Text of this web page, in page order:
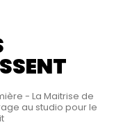
- La Maitrise de
au studio pour le